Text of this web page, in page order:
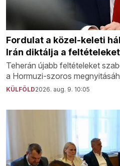
Fordulat a közel-keleti
Irán diktálja a feltételeket
Teherán újabb feltételeket
a Hormuzi-szoros
KÜLFÖLD2026. aug. 9. 10:05